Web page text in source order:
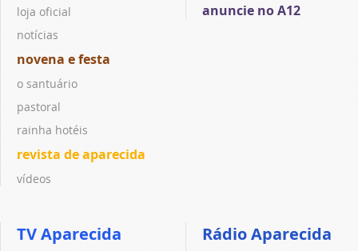
loja oficial
notícias
novena e festa
o santuário
pastoral
rainha hotéis
revista de aparecida
vídeos
anuncie no A12
TV Aparecida Rádio Aparecida